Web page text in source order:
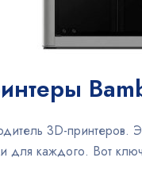
3D-принтеров.
каждого. Вот